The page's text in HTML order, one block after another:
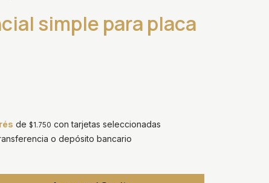
simple para placa
de $1.750 con tarjetas seleccionadas
o depósito bancario